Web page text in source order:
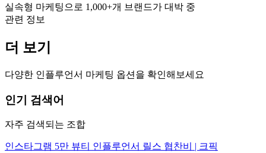
실속형 마케팅으로 1,000+개 브랜드가 대박 중
관련 정보
더 보기
다양한 인플루언서 마케팅 옵션을 확인해보세요
인기 검색어
자주 검색되는 조합
인스타그램 5만 뷰티 인플루언서 릴스 협찬비 | 크픽